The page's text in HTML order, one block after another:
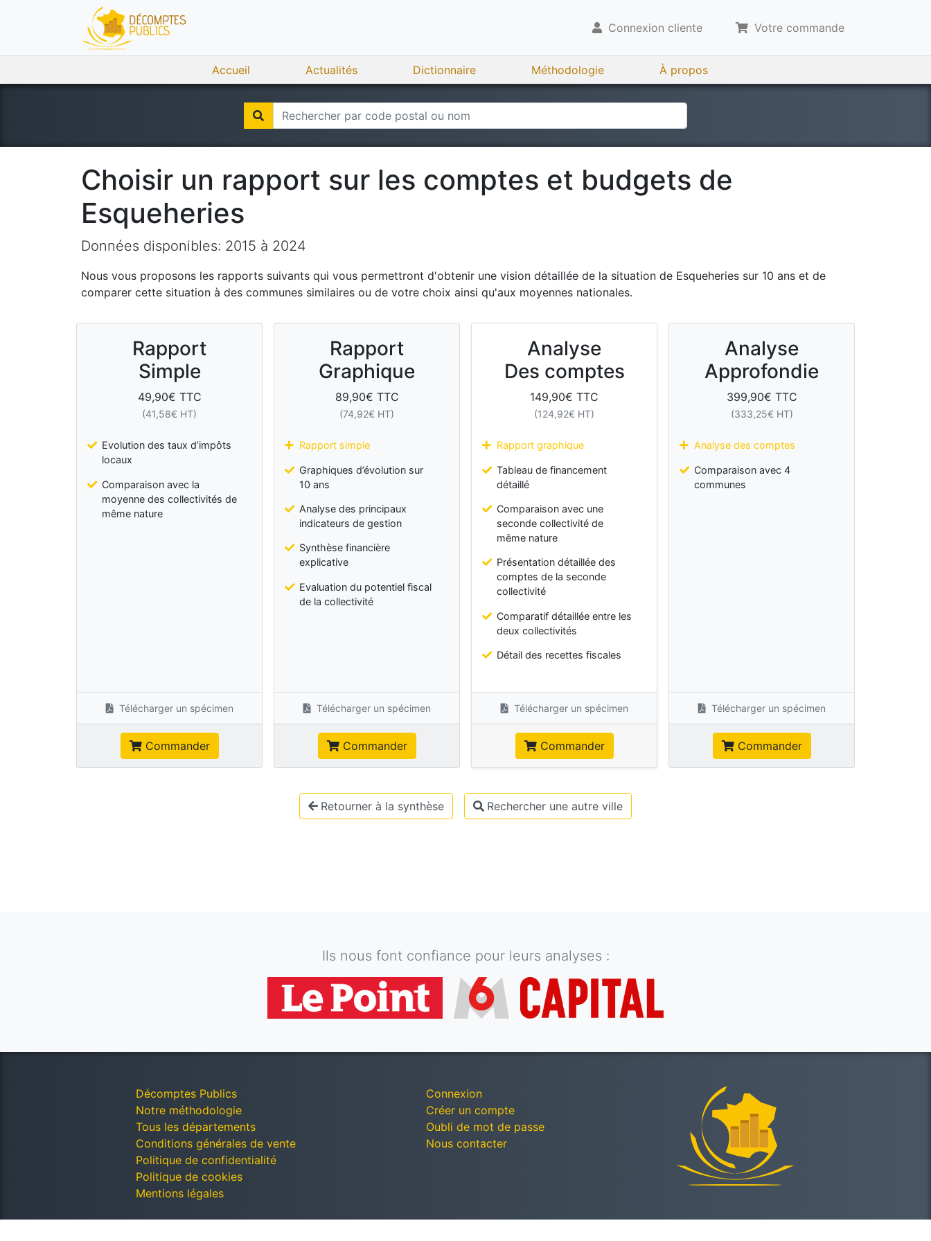
Connexion cliente Votre commande
Accueil Actualités Dictionnaire Méthodologie À propos
Choisir un rapport sur les comptes et budgets de
Esqueheries
Données disponibles: 2015 à 2024
Nous vous proposons les rapports suivants qui vous permettront d'obtenir une vision détaillée de la situation de Esqueheries sur 10 ans et de
comparer cette situation à des communes similaires ou de votre choix ainsi qu'aux moyennes nationales.
Rapport
Simple
49,90€ TTC
(41,58€ HT)
Evolution des taux d’impôts
locaux
Comparaison avec la
moyenne des collectivités de
même nature
Télécharger un spécimen
Commander
Rapport
Graphique
89,90€ TTC
(74,92€ HT)
Rapport simple
Graphiques d’évolution sur
10 ans
Analyse des principaux
indicateurs de gestion
Synthèse financière
explicative
Evaluation du potentiel fiscal
de la collectivité
Télécharger un spécimen
Commander
Analyse
Des comptes
149,90€ TTC
(124,92€ HT)
Rapport graphique
Tableau de financement
détaillé
Comparaison avec une
seconde collectivité de
même nature
Présentation détaillée des
comptes de la seconde
collectivité
Comparatif détaillée entre les
deux collectivités
Détail des recettes fiscales
Télécharger un spécimen
Commander
Analyse
Approfondie
399,90€ TTC
(333,25€ HT)
Analyse des comptes
Comparaison avec 4
communes
Télécharger un spécimen
Commander
Retourner à la synthèse Rechercher une autre ville
Ils nous font confiance pour leurs analyses :
Décomptes Publics
Notre méthodologie
Tous les départements
Conditions générales de vente
Politique de confidentialité
Politique de cookies
Mentions légales
Connexion
Créer un compte
Oubli de mot de passe
Nous contacter